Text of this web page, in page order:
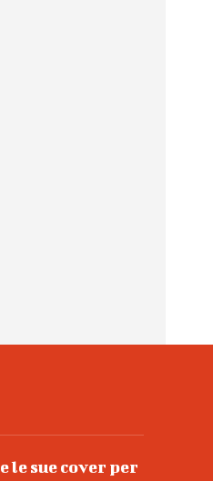
le sue cover per